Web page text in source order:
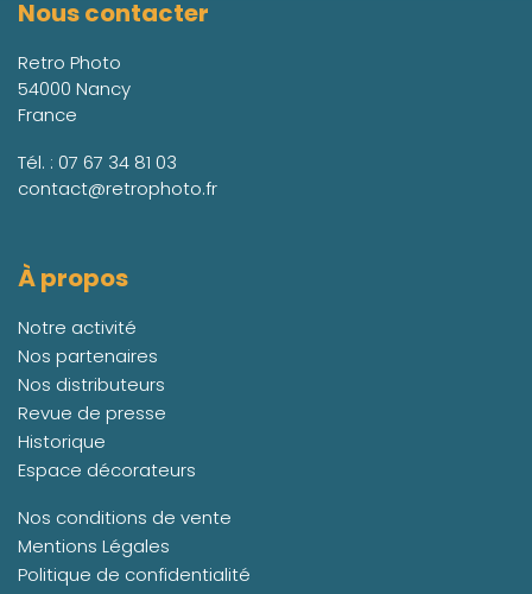
Nous contacter
Retro Photo
54000 Nancy
France
Tél. : 07 67 34 81 03
contact@retrophoto.fr
À propos
Notre activité
Nos partenaires
Nos distributeurs
Revue de presse
Historique
Espace décorateurs
Nos conditions de vente
Mentions Légales
Politique de confidentialité